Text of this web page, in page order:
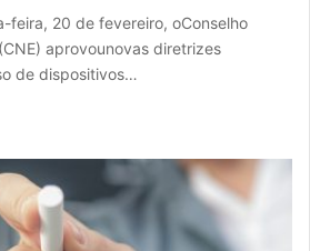
feira, 20 de fevereiro, oConselho
aprovounovas diretrizes
de dispositivos…